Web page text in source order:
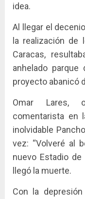
idea.
Al llegar el
la realización de
Caracas,
anhelado
proyecto abanicó
Omar Lares,
comentarista en
inolvidable
vez: “Volveré al
nuevo Estadio de
llegó la muerte.
Con la